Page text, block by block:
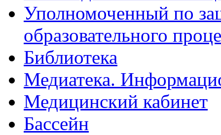
Уполномоченный по
образовательного
Библиотека
Медиатека.
Медицинский кабинет
Бассейн